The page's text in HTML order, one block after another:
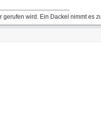
gerufen wird. Ein Dackel nimmt es